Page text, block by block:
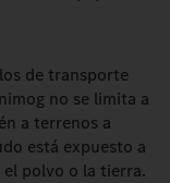
de transporte
no se limita a
a terrenos a
está expuesto a
polvo o la tierra.